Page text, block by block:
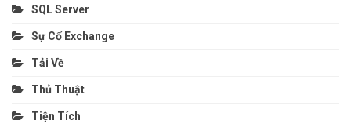
SQL Server
Sự Cố Exchange
Tải Về
Thủ Thuật
Tiện Tích